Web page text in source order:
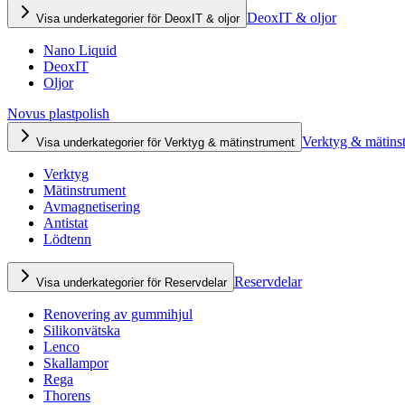
Visa underkategorier för DeoxIT & oljor DeoxIT & oljor
Nano Liquid
DeoxIT
Oljor
Novus plastpolish
Visa underkategorier för Verktyg & mätinstrument Verktyg &
Verktyg
Mätinstrument
Avmagnetisering
Antistat
Lödtenn
Visa underkategorier för Reservdelar Reservdelar
Renovering av gummihjul
Silikonvätska
Lenco
Skallampor
Rega
Thorens